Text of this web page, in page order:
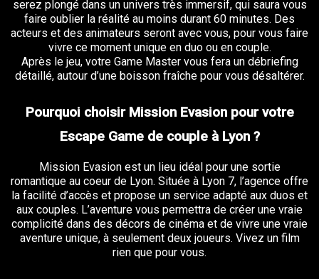
serez plongé dans un univers très immersif, qui saura vous
faire oublier la réalité au moins durant 60 minutes. Des
acteurs et des animateurs seront avec vous, pour vous faire
vivre ce moment unique en duo ou en couple.
Après le jeu, votre Game Master vous fera un débriefing
détaillé, autour d’une boisson fraîche pour vous désaltérer.
Pourquoi choisir Mission Evasion pour votre
Escape Game de couple à Lyon ?
Mission Evasion est un lieu idéal pour une sortie
romantique au coeur de Lyon. Située à Lyon 7, l’agence offre
la facilité d’accès et propose un service adapté aux duos et
aux couples. L’aventure vous permettra de créer une vraie
complicité dans des décors de cinéma et de vivre une vraie
aventure unique, à seulement deux joueurs. Vivez un film
rien que pour vous.